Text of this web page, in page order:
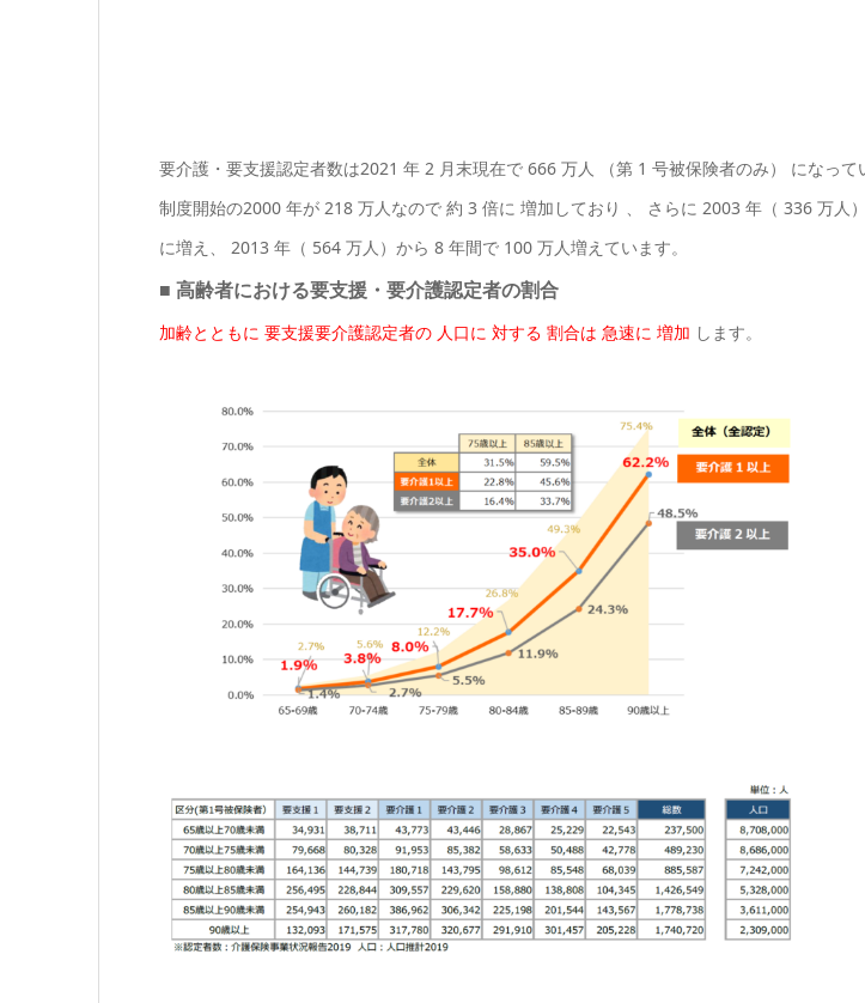
要介護・要支援認定者数は2021 年 2 月末現在で 666 万人 （第 1 号被保険者のみ） になって
制度開始の2000 年が 218 万人なので 約 3 倍に 増加しており 、 さらに 2003 年（ 336 万人
に増え、 2013 年（ 564 万人）から 8 年間で 100 万人増えています。
■ 高齢者における要支援・要介護認定者の割合
加齢とともに 要支援要介護認定者の 人口に 対する 割合は 急速に 増加 します。